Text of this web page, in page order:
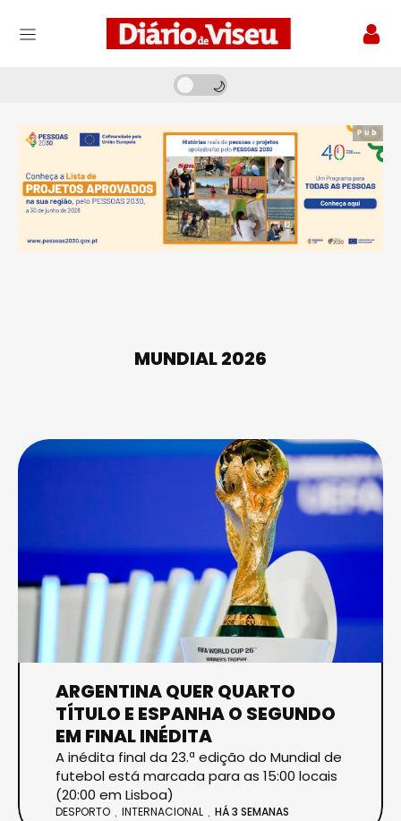
Pub
MUNDIAL 2026
ARGENTINA QUER QUARTO
TÍTULO E ESPANHA O SEGUNDO
EM FINAL INÉDITA
A inédita final da 23.ª edição do Mundial de
futebol está marcada para as 15:00 locais
(20:00 em Lisboa)
DESPORTO INTERNACIONAL HÁ 3 SEMANAS